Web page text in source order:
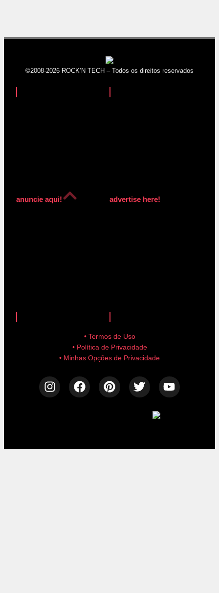
©2008-2026 ROCK’N TECH – Todos os direitos reservados
anuncie aqui! advertise here!
• Termos de Uso
• Política de Privacidade
• Minhas Opções de Privacidade